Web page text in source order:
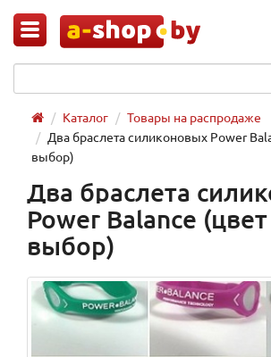
Каталог
Товары на распродаже
Два браслета силиконовых Power
выбор)
Два браслета
Power Balance
выбор)